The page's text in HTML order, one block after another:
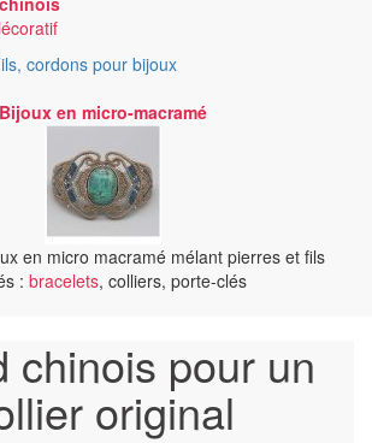
cordons pour bijoux
Bijoux en micro-macramé
en micro macramé mélant pierres et fils
: bracelets, colliers, porte-clés
pour un
original